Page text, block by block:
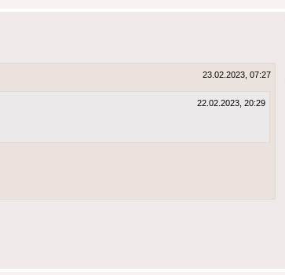
23.02.2023, 07:27
22.02.2023, 20:29